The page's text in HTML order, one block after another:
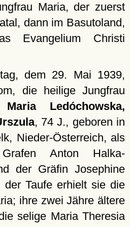
Maria, der zuerst
dann im Basutoland,
Evangelium Christi
dem 29. Mai 1939,
die heilige Jungfrau
Ledóchowska,
, 74 J., geboren in
Nieder-Österreich, als
Anton Halka-
der Gräfin Josephine
der Taufe erhielt sie die
ihre zwei Jähre ältere
selige Maria Theresia